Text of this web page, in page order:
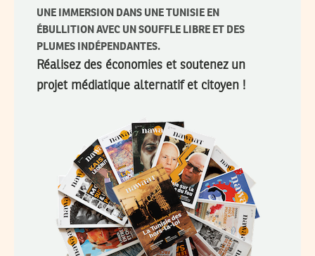
UNE IMMERSION DANS UNE TUNISIE EN
ÉBULLITION AVEC UN SOUFFLE LIBRE ET DES
PLUMES INDÉPENDANTES.
Réalisez des économies et soutenez un
projet médiatique alternatif et citoyen !